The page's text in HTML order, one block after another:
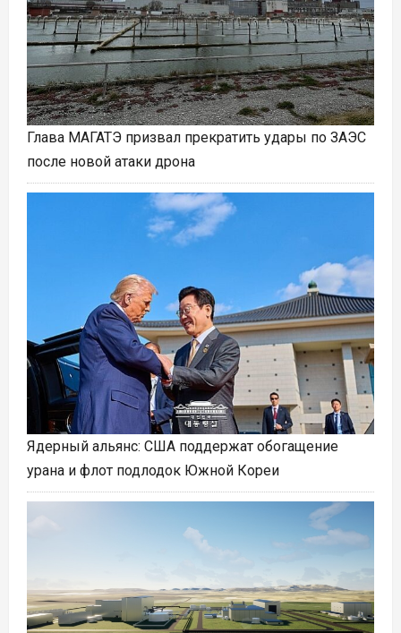
Глава МАГАТЭ призвал прекратить удары по ЗАЭС
после новой атаки дрона
Ядерный альянс: США поддержат обогащение
урана и флот подлодок Южной Кореи